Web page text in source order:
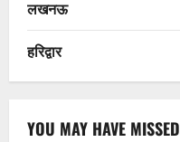
लखनऊ
हरिद्वार
YOU MAY HAVE MISSED